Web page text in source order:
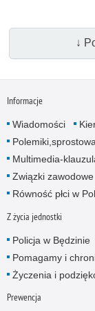
↓
Informacje
Wiadomości
Multimedia-
Związki zawodowe
Równość płci w
Z życia jednostki
Policja w Będzinie
Pomagamy i
Życzenia i
Prewencja